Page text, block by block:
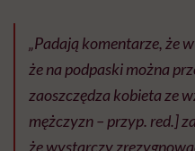
„Padają komentarze, że
że na podpaski można
zaoszczędza kobieta ze
mężczyzn – przyp. red.]
że wystarczy